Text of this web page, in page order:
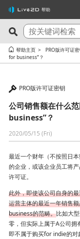
帮助
最新问答
Cubism Editor でフ
よびCubism SDKの
关于时间轴的最终帧
在alpha版的Cubism
在其他版本中打开吗
能够流畅运行
在使用了AI制作的
Cubism SDK或示例
确认
关注度最高的10
一个许可证密钥可以
可用于在YouTube或
我想解约（我想停止
电脑主机
【-103、-105错误】
有校园版许可证吗？
试用版和免费版有什
我想解除许可证 / 我
帮助主页 PRO版许可证
for business”？
PRO版许可证密钥
公司销售额在什么
business”？
2020/05/15 (Fri)
最近一个财年（不按照日
的企业，或该企业员工将
许可证。
此外，即使该公司自身的
运营主体的最近一年销售
business的范畴。比如大
零，但实际上属于A公司拥
即不属于购买for indie的对